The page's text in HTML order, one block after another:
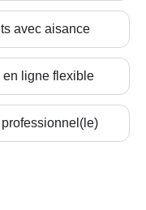
avec aisance
en ligne flexible